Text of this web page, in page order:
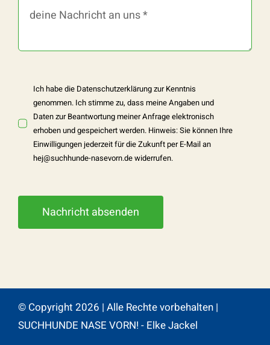
Ich habe die Datenschutzerklärungzur Kenntnis
genommen. Ich stimme zu, dass meine Angaben und
Daten zur Beantwortung meiner Anfrage elektronisch
erhoben und gespeichert werden. Hinweis: Sie können Ihre
Einwilligungen jederzeit für die Zukunft per E-Mail an
hej@suchhunde-nasevorn.dewiderrufen.
Nachricht absenden
© Copyright 2026 | Alle Rechte vorbehalten |
SUCHHUNDE NASE VORN! - Elke Jackel